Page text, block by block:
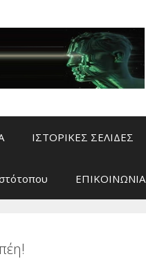
ΙΣΤΟΡΙΚΕΣ ΣΕΛΙΔΕΣ
ΕΠΙΚΟΙΝΩΝΙΑ